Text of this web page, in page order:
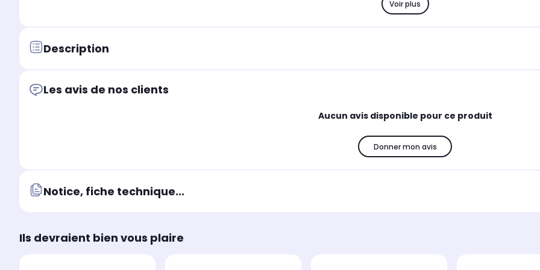
Voir plus
Description
Les avis de nos clients
Aucun avis disponible pour ce produit
Donner mon avis
Notice, fiche technique...
Ils devraient bien vous plaire